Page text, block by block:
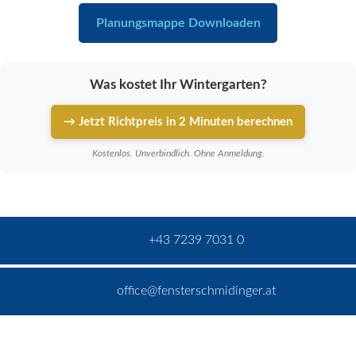
Planungsmappe Downloaden
Was kostet Ihr Wintergarten?
→ Jetzt Richtpreis in 2 Minuten berechnen
Kostenlos. Unverbindlich. Ohne Anmeldung.
+43 7239 7031 0
office@fensterschmidinger.at